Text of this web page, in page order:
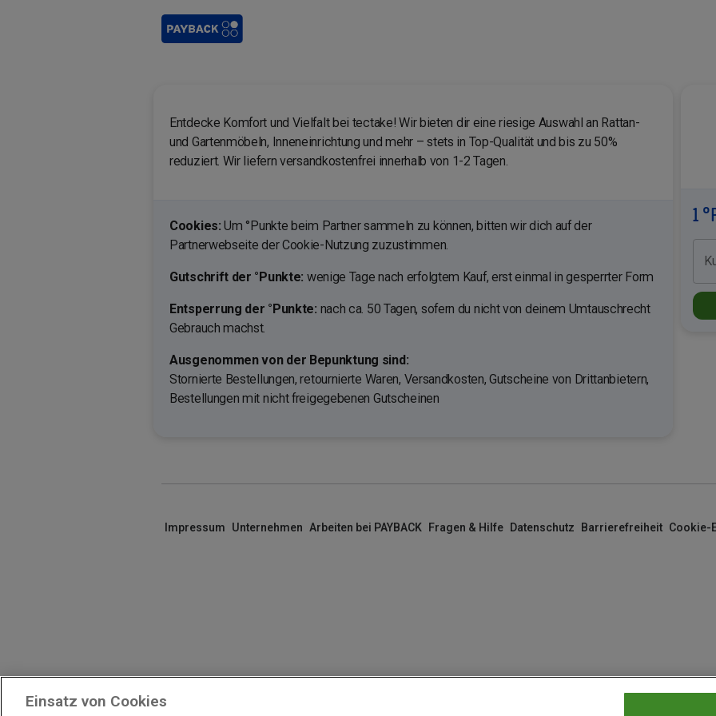
Entdecke Komfort und Vielfalt bei tectake! Wir bieten dir eine riesige Auswahl an Rattan-
und Gartenmöbeln, Inneneinrichtung und mehr – stets in Top-Qualität und bis zu 50%
reduziert. Wir liefern versandkostenfrei innerhalb von 1-2 Tagen.
Cookies: Um °Punkte beim Partner sammeln zu können, bitten wir dich auf der
Partnerwebseite der Cookie-Nutzung zuzustimmen.
Gutschrift der °Punkte: wenige Tage nach erfolgtem Kauf, erst einmal in gesperrter Form
Entsperrung der °Punkte: nach ca. 50 Tagen, sofern du nicht von deinem Umtauschrecht
Gebrauch machst.
Ausgenommen von der Bepunktung sind:
Stornierte Bestellungen, retournierte Waren, Versandkosten, Gutscheine von Drittanbietern,
Bestellungen mit nicht freigegebenen Gutscheinen
1
Impressum Unternehmen Arbeiten bei PAYBACK Fragen & Hilfe Datenschutz Barrierefreiheit Cookie-
Einsatz von Cookies